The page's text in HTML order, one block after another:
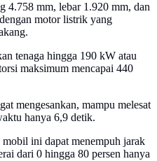
4.758 mm, lebar 1.920 mm, dan
motor listrik yang
tenaga hingga 190 kW atau
maksimum mencapai 440
mengesankan, mampu melesat
hanya 6,9 detik.
ini dapat menempuh jarak
dari 0 hingga 80 persen hanya